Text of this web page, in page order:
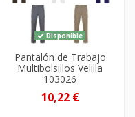
Disponible
Pantalón de Trabajo
Multibolsillos Velilla
103026
10,22 €